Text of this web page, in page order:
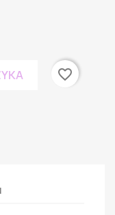
favorite_border